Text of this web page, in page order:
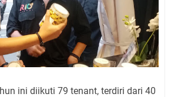
ini diikuti 79 tenant, terdiri dari 40